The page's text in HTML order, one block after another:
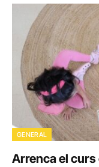
GENERAL
Arrenca el